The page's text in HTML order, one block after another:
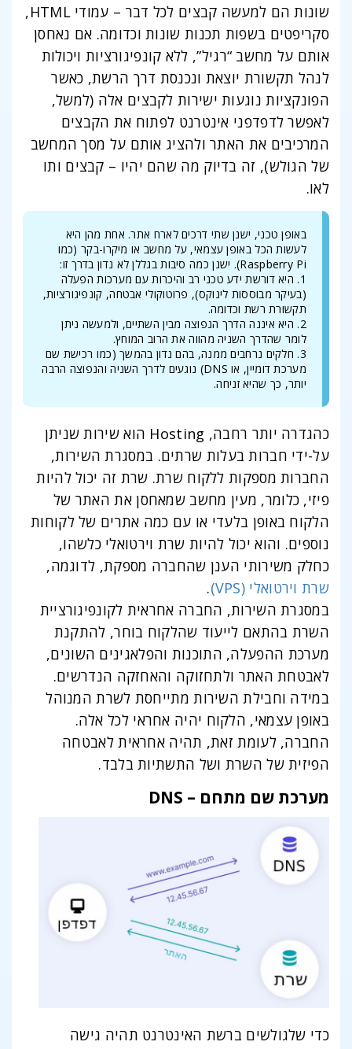
שונות הם למעשה קבצים לכל דבר – עמודי HTML,
סקריפטים בשפות תכנות שונות וכדומה. אם נאחסן
אותם על מחשב “רגיל”, ללא קונפיגורציות ויכולות
לנהל תקשורת יוצאת ונכנסת דרך הרשת, כאשר
הפונקציות נוגעות ישירות לקבצים אלה (למשל,
לאפשר לדפדפני אינטרנט לפתוח את הקבצים
המרכיבים את האתר ולהציג אותם על מסך המחשב
של הגולש), זה בדיוק מה שהם יהיו – קבצים ותו
לאו.
באופן טכני, ישנן שתי דרכים לארח אתר. אחת מהן היא
לעשות הכל באופן עצמאי, על מחשב או מיקרו-בקר (כמו
Raspberry Pi). ישנן כמה סיבות בגללן לא נדון בדרך זו:
1. היא דורשת ידע טכני רב והיכרות עם מערכות הפעלה
(בעיקר מבוססות לינוקס), פרוטוקולי אבטחה, קונפיגורציות,
תקשורת רשת וכדומה.
2. היא איננה הדרך הנפוצה מבין השתיים, ולמעשה ניתן
לומר שהדרך השניה מהווה את הרוב המוחץ.
3. חלקים נרחבים ממנה, בהם נדון בהמשך (כמו רכישת שם
מערכת דומיין, או DNS) נוגעים לדרך השניה והנפוצה הרבה
יותר, כך שהיא זניחה.
כהגדרה יותר רחבה, Hosting הוא שירות שניתן
על-ידי חברות בעלות שרתים. במסגרת השירות,
החברות מספקות ללקוח שרת. שרת זה יכול להיות
פיזי, כלומר, מעין מחשב שמאחסן את האתר של
הלקוח באופן בלעדי או עם כמה אתרים של לקוחות
נוספים. והוא יכול להיות שרת וירטואלי כלשהו,
כחלק משירותי הענן שהחברה מספקת, לדוגמה,
שרת וירטואלי (VPS)
.
במסגרת השירות, החברה אחראית לקונפיגורציית
השרת בהתאם לייעוד שהלקוח בוחר, להתקנת
מערכת ההפעלה, התוכנות והפלאגינים השונים,
לאבטחת האתר ולתחזוקה והאחזקה הנדרשים.
במידה וחבילת השירות מתייחסת לשרת המנוהל
באופן עצמאי, הלקוח יהיה אחראי לכל אלה.
החברה, לעומת זאת, תהיה אחראית לאבטחה
הפיזית של השרת ושל התשתיות בלבד.
מערכת שם מתחם – DNS
כדי שלגולשים ברשת האינטרנט תהיה גישה